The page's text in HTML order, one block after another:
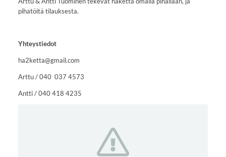
pihatöitä tilauksesta.
Yhteystiedot
ha2ketta@gmail.com
Arttu / 040 037 4573
Antti / 040 418 4235